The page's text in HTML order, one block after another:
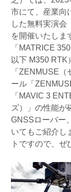
市にて、産業向
した無料実演会
を開催いたしま
「MATRICE
以下 M350
「ZENMUSE
ール「
「MAVIC 3
ズ）」の性能が
GNSSローバー
いてもご紹介し
トですので、